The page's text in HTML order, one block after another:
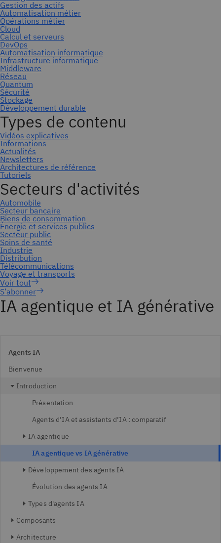
S’abonner
IA agentique et IA générative
Agents IA
Bienvenue
Introduction
Présentation
Agents d’IA et assistants d’IA : comparatif
IA agentique
IA agentique vs IA générative
Développement des agents IA
Évolution des agents IA
Types d'agents IA
Composants
Architecture